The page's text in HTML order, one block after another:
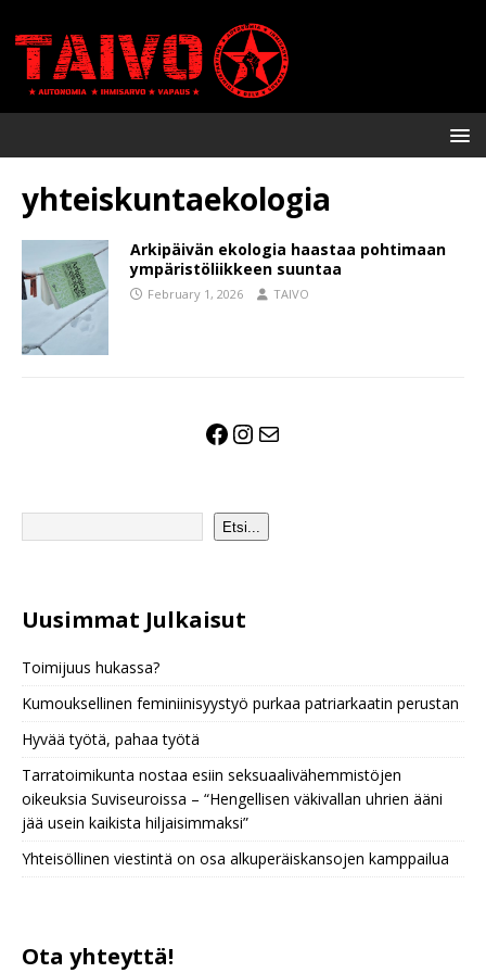
yhteiskuntaekologia
Arkipäivän ekologia haastaa pohtimaan
ympäristöliikkeen suuntaa
February 1, 2026 TAIVO
Etsi...
Uusimmat Julkaisut
Toimijuus hukassa?
Kumouksellinen feminiinisyystyö purkaa patriarkaatin perustan
Hyvää työtä, pahaa työtä
Tarratoimikunta nostaa esiin seksuaalivähemmistöjen
oikeuksia Suviseuroissa – “Hengellisen väkivallan uhrien ääni
jää usein kaikista hiljaisimmaksi”
Yhteisöllinen viestintä on osa alkuperäiskansojen kamppailua
Ota yhteyttä!